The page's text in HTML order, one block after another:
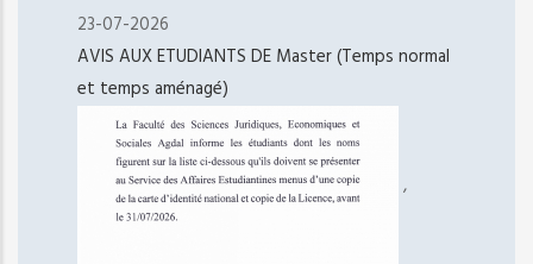
23-07-2026
AVIS AUX ETUDIANTS DE Master (Temps normal
et temps aménagé)
,